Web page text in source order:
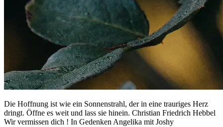
Die Hoffnung ist wie ein Sonnenstrahl, der in eine trauriges Herz
dringt. Öffne es weit und lass sie hinein. Christian Friedrich Hebbel
Wir vermissen dich ! In Gedenken Angelika mit Joshy